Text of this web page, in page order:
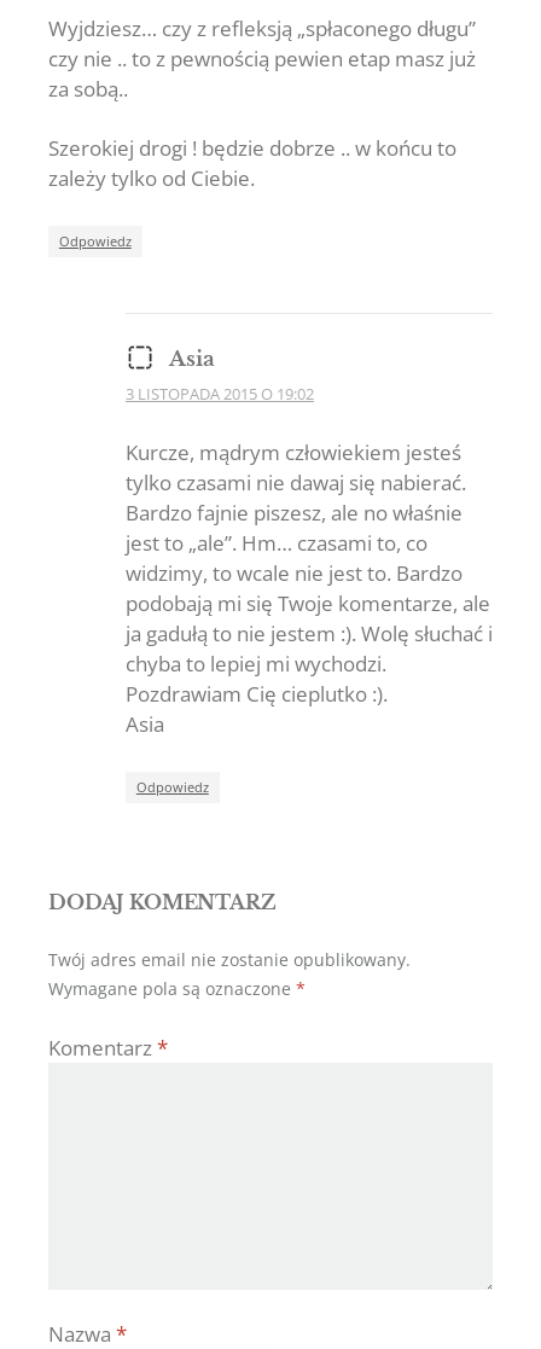
Wyjdziesz… czy z refleksją „spłaconego długu”
czy nie .. to z pewnością pewien etap masz już
za sobą..
Szerokiej drogi ! będzie dobrze .. w końcu to
zależy tylko od Ciebie.
Odpowiedz
Asia
The Real Person
Anti-Spam by CleanTalk
3 LISTOPADA 2015 O 19:02
Kurcze, mądrym człowiekiem jesteś
tylko czasami nie dawaj się nabierać.
Bardzo fajnie piszesz, ale no właśnie
jest to „ale”. Hm… czasami to, co
widzimy, to wcale nie jest to. Bardzo
podobają mi się Twoje komentarze, ale
ja gadułą to nie jestem :). Wolę słuchać i
chyba to lepiej mi wychodzi.
Pozdrawiam Cię cieplutko :).
Asia
Odpowiedz
DODAJ KOMENTARZ
Twój adres email nie zostanie opublikowany.
Wymagane pola są oznaczone *
Komentarz*
Nazwa *